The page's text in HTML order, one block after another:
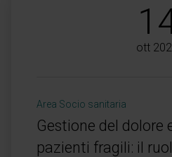
ott
Area Socio sanitaria
Gestione del dolore
pazienti fragili: il